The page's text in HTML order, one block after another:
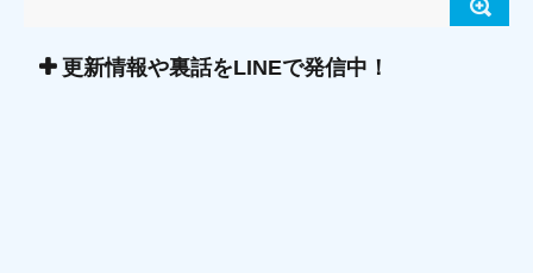
更新情報や裏話をLINEで発信中！